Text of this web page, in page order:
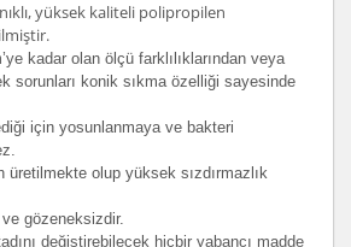
yüksek kaliteli polipropilen
kadar olan ölçü farklılıklarından veya
sorunları konik sıkma özelliği sayesinde
için yosunlanmaya ve bakteri
olup yüksek sızdırmazlık
gözeneksizdir.
değiştirebilecek hiçbir yabancı madde